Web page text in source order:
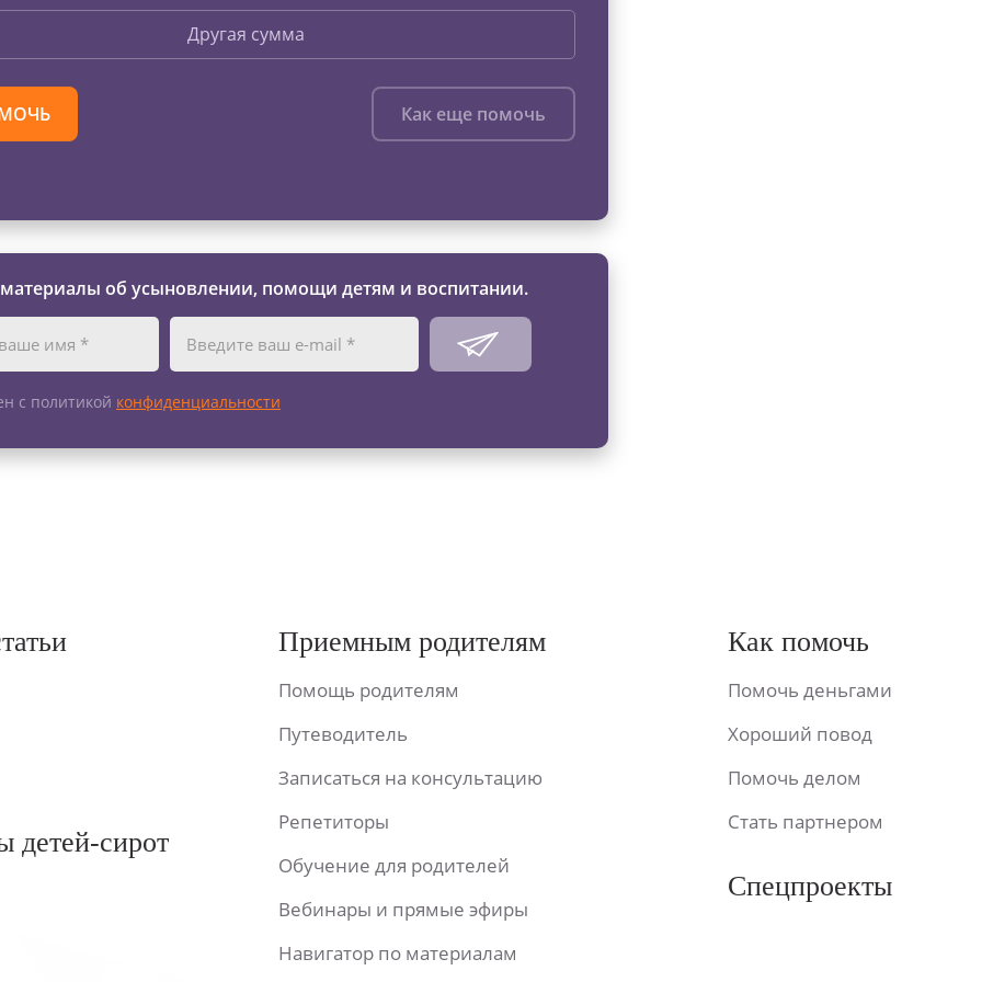
Другая сумма
Как еще помочь
об усыновлении, помощи детям и воспитании.
с политикой конфиденциальности
детей-сирот
Приемным родителям
Помощь родителям
Путеводитель
Записаться на консультацию
Репетиторы
Обучение для родителей
Вебинары и прямые эфиры
Навигатор по материалам
Как помочь
Помочь деньгами
Хороший повод
Помочь делом
Стать партнером
Спецпроекты